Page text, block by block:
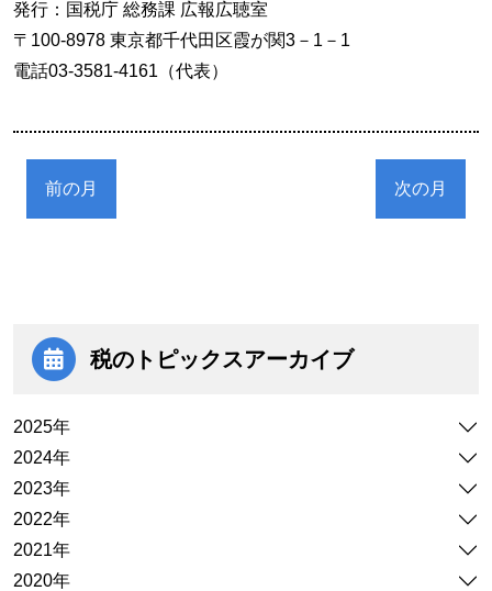
発行：国税庁 総務課 広報広聴室
〒100-8978 東京都千代田区霞が関3－1－1
電話03-3581-4161（代表）
前の月 次の月
税のトピックスアーカイブ
2025年
2024年
2023年
2022年
2021年
2020年